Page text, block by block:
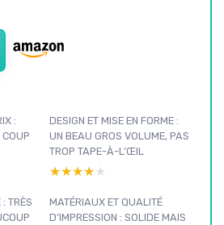
:
DESIGN ET MISE EN FORME :
UN BEAU GROS VOLUME, PAS
TROP TAPE-À-L’ŒIL
★★★★★
★★★★★
TRÈS
MATÉRIAUX ET QUALITÉ
D’IMPRESSION : SOLIDE MAIS